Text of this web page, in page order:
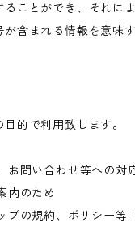
ことができ、それに
含まれる情報を意味
的で利用致します。
お問い合わせ等への対
内のため
の規約、ポリシー